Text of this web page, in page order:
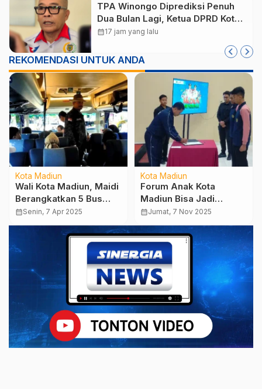
TPA Winongo Diprediksi Penuh
Dua Bulan Lagi, Ketua DPRD Kota
Madiun Desak Pemkot Percepat
calendar_month17 jam yang lalu
REKOMENDASI UNTUK ANDA
Kota Madiun
Wali Kota Madiun, Maidi
Berangkatkan 5 Bus
Program Balik Gratis
2025
calendar_monthSenin, 7 Apr 2025
Kota Madiun
Forum Anak Kota
Madiun Bisa Jadi
Pelopor Pembangunan
dan Agen Perubahan
Generasi Muda
calendar_monthJumat, 7 Nov 2025